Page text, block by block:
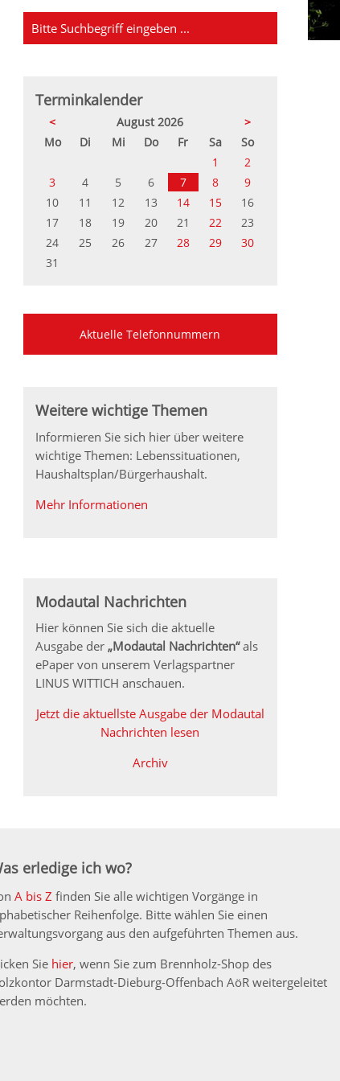
Terminkalender
< August 2026
>
MontagDi enstag
Mittwoch
Donnerstag
FreitagSamstag
Sonntag
1
2
3
4 5 6 7 8
9
10
11 12 13 14 15
16
17
18 19 20 21 22
23
24
25 26 27 28 29
30
31
Aktuelle Telefonnummern
Weitere wichtige Themen
Informieren Sie sich hier über weitere
wichtige Themen: Lebenssituationen,
Haushaltsplan/Bürgerhaushalt.
Mehr Informationen
Modautal Nachrichten
Hier können Sie sich die aktuelle
Ausgabe der „Modautal Nachrichten“als
ePaper von unserem Verlagspartner
LINUS WITTICH anschauen.
Jetzt die aktuellste Ausgabe der Modautal
Nachrichten lesen
Archiv
erledige ich wo?
A bis Z finden Sie alle wichtigen Vorgänge in
Reihenfolge. Bitte wählen Sie einen
aus den aufgeführten Themen aus.
Sie hier, wenn Sie zum Brennholz-Shop des
Darmstadt-Dieburg-Offenbach AöR weitergeleitet
möchten.